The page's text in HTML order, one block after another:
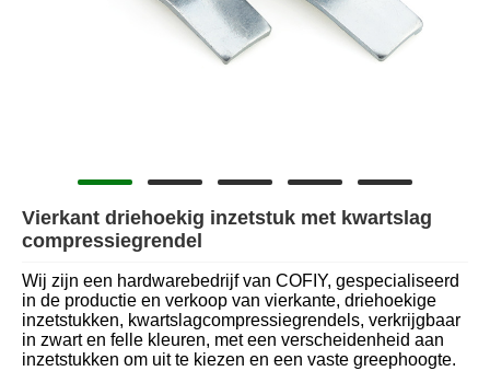
Vierkant driehoekig inzetstuk met kwartslag
compressiegrendel
Wij zijn een hardwarebedrijf van COFIY, gespecialiseerd
in de productie en verkoop van vierkante, driehoekige
inzetstukken, kwartslagcompressiegrendels, verkrijgbaar
in zwart en felle kleuren, met een verscheidenheid aan
inzetstukken om uit te kiezen en een vaste greephoogte.